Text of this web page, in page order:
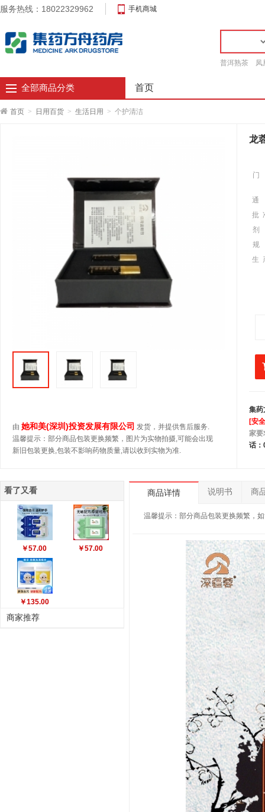
服务热线：18022329962 手机商城
普洱熟茶 凤
全部商品分类 首页
首页 > 日用百货 > 生活日用 > 个护清洁
由 她和美(深圳)投资发展有限公司 发货，并提供售后服务.
温馨提示：部分商品包装更换频繁，图片为实物拍摄,可能会出现
新旧包装更换,包装不影响药物质量,请以收到实物为准.
龙
门
通
批
生
集药
[安
家要
话
商品详情 说明书 商
温馨提示：部分商品包装更换频繁，
看了又看
￥57.00 ￥57.00
￥135.00
商家推荐